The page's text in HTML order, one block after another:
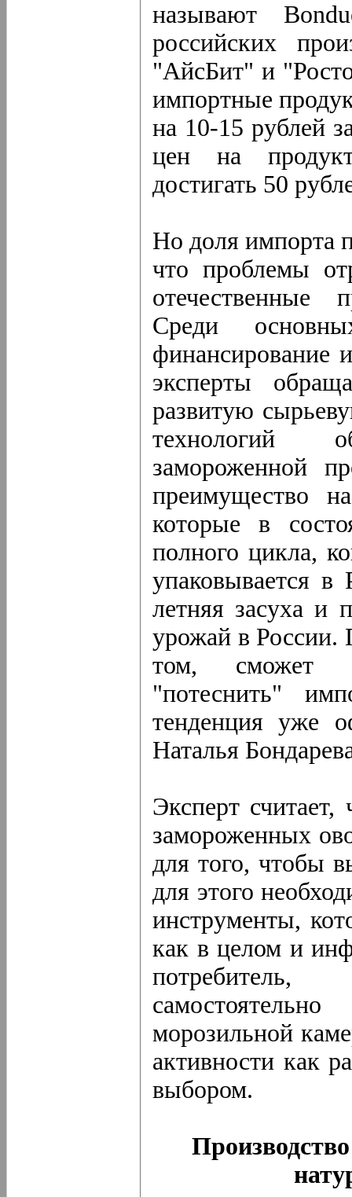
называют
российских
"АйсБит" и
импортные
на 10-15 рублей
цен на
достигать 50
Но доля импорта
что проблемы
отечественные
Среди
финансирование
эксперты
развитую
технологий
замороженной
преимущество
которые в
полного цикла,
упаковывается
летняя засуха и
урожай в России.
том, сможет
"потеснить"
тенденция уже
Наталья
Эксперт считает,
замороженных
для того, чтобы
для этого
инструменты,
как в целом и
морозильной
активности как
выбором.